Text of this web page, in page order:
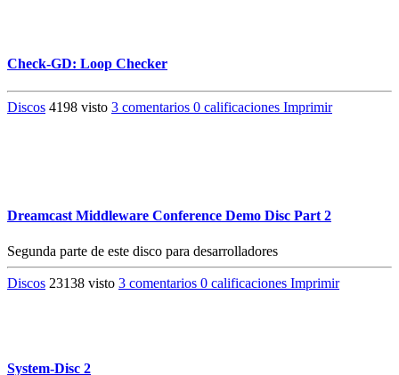
Check-GD: Loop Checker
Discos 4198 visto 3 comentarios 0 calificaciones Imprimir
Dreamcast Middleware Conference Demo Disc Part 2
Segunda parte de este disco para desarrolladores
Discos 23138 visto 3 comentarios 0 calificaciones Imprimir
System-Disc 2